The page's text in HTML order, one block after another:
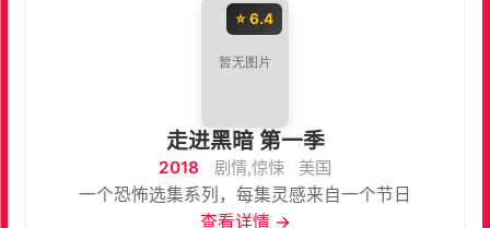
⭐ 6.4
走进黑暗 第一季
2018 剧情,惊悚
美国
一个恐怖选集系列，每集灵感来自一个节日
查看详情 →